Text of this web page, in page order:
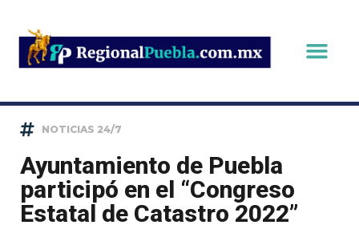
NOTICIAS 24/7
Ayuntamiento de Puebla
participó en el “Congreso
Estatal de Catastro 2022”